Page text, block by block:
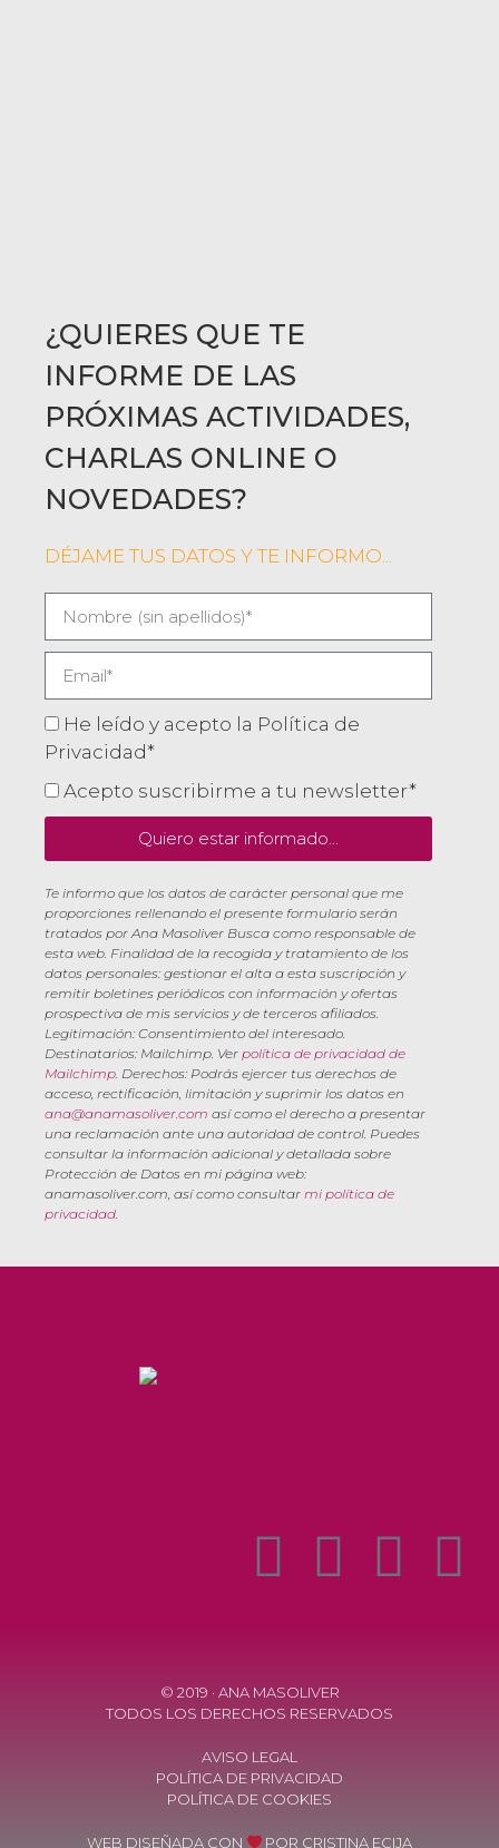
¿QUIERES QUE TE
INFORME DE LAS
PRÓXIMAS ACTIVIDADES,
CHARLAS ONLINE O
NOVEDADES?
DÉJAME TUS DATOS Y TE INFORMO...
He leído y acepto la Política de
Privacidad*
Acepto suscribirme a tu newsletter*
Quiero estar informado...
Te informo que los datos de carácter personal que me
proporciones rellenando el presente formulario serán
tratados por Ana Masoliver Busca como responsable de
esta web. Finalidad de la recogida y tratamiento de los
datos personales: gestionar el alta a esta suscripción y
remitir boletines periódicos con información y ofertas
prospectiva de mis servicios y de terceros afiliados.
Legitimación: Consentimiento del interesado.
Destinatarios: Mailchimp. Ver política de privacidad de
Mailchimp . Derechos: Podrás ejercer tus derechos de
acceso, rectificación, limitación y suprimir los datos en
ana@anamasoliver.com así como el derecho a presentar
una reclamación ante una autoridad de control. Puedes
consultar la información adicional y detallada sobre
Protección de Datos en mi página web:
anamasoliver.com, así como consultar mi política de
privacidad
© 2019 · ANA MASOLIVER
TODOS LOS DERECHOS RESERVADOS
AVISO LEGAL
POLÍTICA DE PRIVACIDAD
POLÍTICA DE COOKIES
WEB DISEÑADA CON POR CRISTINA ECIJA